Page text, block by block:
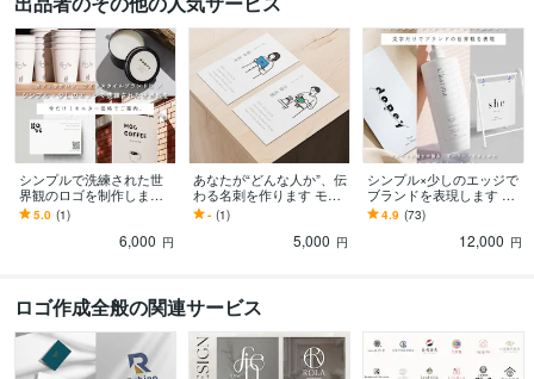
シンプルで洗練された世
界観のロゴを制作します 8
月末までのモニター価格
です。残り2名様。
5.0 (1)
6,000 円
あなたが“どんな人か”、伝
わる名刺を作ります モニ
ター価格！残り2名様で
す。
- (1)
5,000 円
シンプル×少しのエッジで
ブランドを表現します ヒ
アリングからブランドの
魅力を言語化、コンセプ
4.9 (73)
12,000 円
ロゴ作成全般の関連サービス